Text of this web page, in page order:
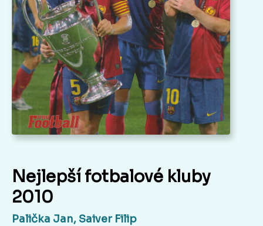
Nejlepší fotbalové kluby
2010
Palička Jan, Saiver Filip